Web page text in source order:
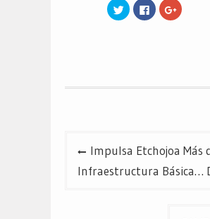
Haz
clic
para
ventana
Haz
clic
para
ventana
Haz
clic
ventana
Navegación
de
Impulsa Etchojoa Más
Infraestructura Básica…